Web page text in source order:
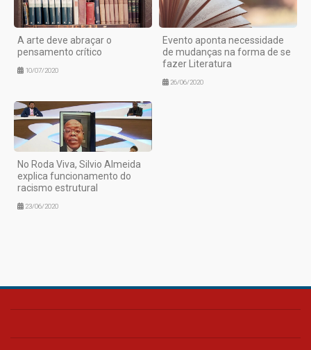
A arte deve abraçar o
pensamento crítico
10/07/2020
Evento aponta necessidade
de mudanças na forma de se
fazer Literatura
26/06/2020
No Roda Viva, Silvio Almeida
explica funcionamento do
racismo estrutural
23/06/2020